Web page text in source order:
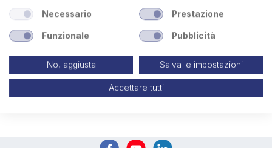
sequenze di posizioni in diversi manufatti. Grazie
"userfriendly" sviluppata da Sideros Engineering,
saldatura in maniera rapida, precisa ed efficiente.
Il sistema consente di memorizzare fino a 1000 posizioni e
di essere interfacciato con la telegestione da remoto.
Necessario Prestazione
Funzionale Pubblicità
No, aggiusta Salva le impostazioni
Accettare tutti